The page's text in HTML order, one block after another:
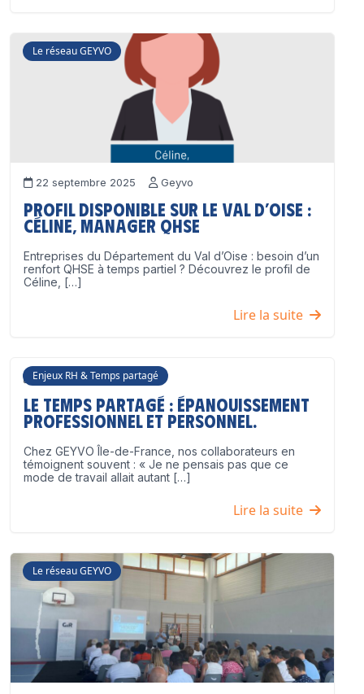
Le réseau GEYVO
22 septembre 2025 Geyvo
Profil disponible sur le Val d’Oise :
Céline, Manager QHSE
Entreprises du Département du Val d’Oise : besoin d’un
renfort QHSE à temps partiel ? Découvrez le profil de
Céline, […]
Lire la suite
Enjeux RH & Temps partagé
17 juillet 2025 Geyvo
Le temps partagé : épanouissement
professionnel ET personnel.
Chez GEYVO Île-de-France, nos collaborateurs en
témoignent souvent : « Je ne pensais pas que ce
mode de travail allait autant […]
Lire la suite
Le réseau GEYVO